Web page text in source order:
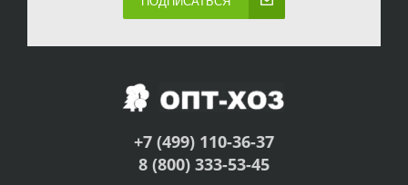
+7 (499) 110-36-37
8 (800) 333-53-45